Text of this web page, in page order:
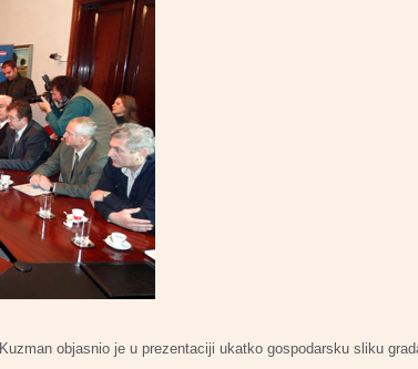
objasnio je u prezentaciji ukatko gospodarsku sliku